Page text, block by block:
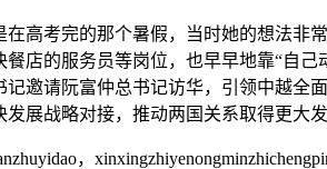
考完的那个暑假，当时她的想法非常
餐店的服务员等岗位，也早早地靠“自
记邀请阮富仲总书记访华，引领中越全
展战略对接，推动两国关系取得更大发
，